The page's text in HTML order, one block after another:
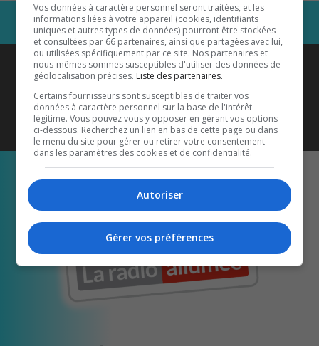
Coyote New Countryest diffusé
également sur1033 HD2
Écoutez-nous aussi sur…
Vos données à caractère personnel seront traitées, et les
informations liées à votre appareil (cookies, identifiants
uniques et autres types de données) pourront être stockées
et consultées par 66 partenaires, ainsi que partagées avec lui,
ou utilisées spécifiquement par ce site. Nos partenaires et
nous-mêmes sommes susceptibles d'utiliser des données de
géolocalisation précises. Liste des partenaires.
Certains fournisseurs sont susceptibles de traiter vos
données à caractère personnel sur la base de l'intérêt
légitime. Vous pouvez vous y opposer en gérant vos options
ci-dessous. Recherchez un lien en bas de cette page ou dans
le menu du site pour gérer ou retirer votre consentement
dans les paramètres des cookies et de confidentialité.
Autoriser
Gérer vos préférences